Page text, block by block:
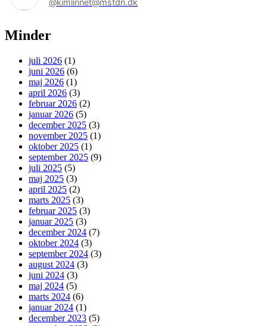
Minder
juli 2026 (1)
juni 2026 (6)
maj 2026 (1)
april 2026 (3)
februar 2026 (2)
januar 2026 (5)
december 2025 (3)
november 2025 (1)
oktober 2025 (1)
september 2025 (9)
juli 2025 (5)
maj 2025 (3)
april 2025 (2)
marts 2025 (3)
februar 2025 (3)
januar 2025 (3)
december 2024 (7)
oktober 2024 (3)
september 2024 (3)
august 2024 (3)
juni 2024 (3)
maj 2024 (5)
marts 2024 (6)
januar 2024 (1)
december 2023 (5)